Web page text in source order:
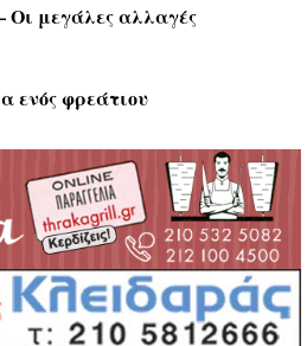
Οι μεγάλες αλλαγές
ενός φρεάτιου